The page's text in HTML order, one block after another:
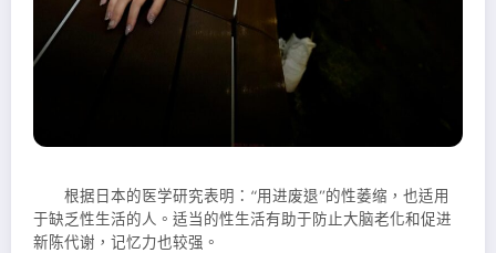
根据日本的医学研究表明：“用进废退”的性萎缩，也适用
于缺乏性生活的人。适当的性生活有助于防止大脑老化和促进
新陈代谢，记忆力也较强。